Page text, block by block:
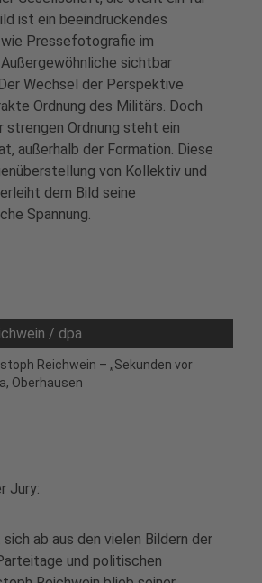
ist ein beeindruckendes
Pressefotografie im
sichtbar
Wechsel der Perspektive
Ordnung des Militärs. Doch
strengen Ordnung steht ein
außerhalb der Formation. Diese
von Kollektiv und
dem Bild seine
Spannung.
/ dpa
Reichwein – „Sekunden vor
Oberhausen
Jury:
ab aus den vielen Bildern der
und politischen